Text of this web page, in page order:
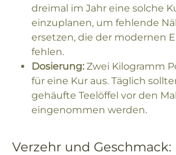
dreimal im Jahr eine solche
einzuplanen, um fehlende
ersetzen, die der modernen
fehlen.
Dosierung: Zwei Kilogramm
für eine Kur aus. Täglich
gehäufte Teelöffel vor den
eingenommen werden.
Verzehr und Geschmack: